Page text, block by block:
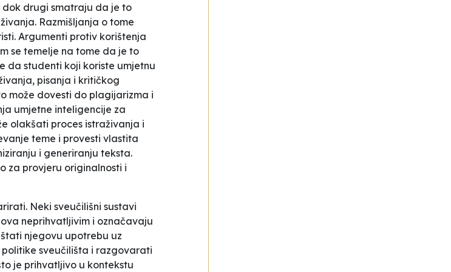
drugi smatraju da je to
Razmišljanja o tome
Argumenti protiv korištenja
se temelje na tome da je to
da studenti koji koriste umjetnu
pisanja i kritičkog
može dovesti do plagijarizma i
umjetne inteligencije za
olakšati proces istraživanja i
teme i provesti vlastita
i generiranju teksta.
za provjeru originalnosti i
Neki sveučilišni sustavi
neprihvatljivim i označavaju
njegovu upotrebu uz
sveučilišta i razgovarati
je prihvatljivo u kontekstu